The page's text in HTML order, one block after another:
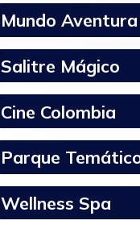
Mundo Aventura
Salitre Mágico
Cine Colombia
Parque
Wellness Spa